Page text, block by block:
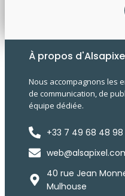
À propos
Nous accompagnons les
de communication, de
équipe dédiée.
+33 7 49 68 48 98
40 rue Jean
Mulhouse